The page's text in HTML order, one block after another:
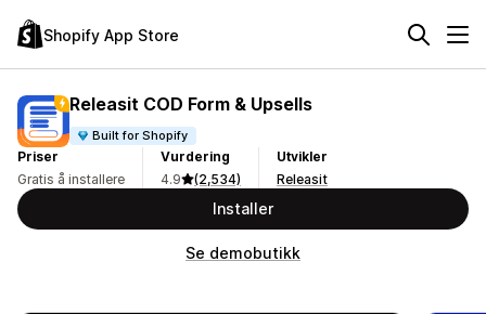
Shopify App Store
Releasit COD Form & Upsells
Built for Shopify
Priser
Gratis å installere
Vurdering
4.9
(2,534)
Utvikler
Releasit
Installer
Se demobutikk